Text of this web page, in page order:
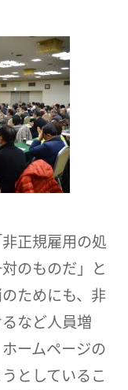
正規雇用の処
のものだ」と
ためにも、非
など人員増
ームページの
としているこ